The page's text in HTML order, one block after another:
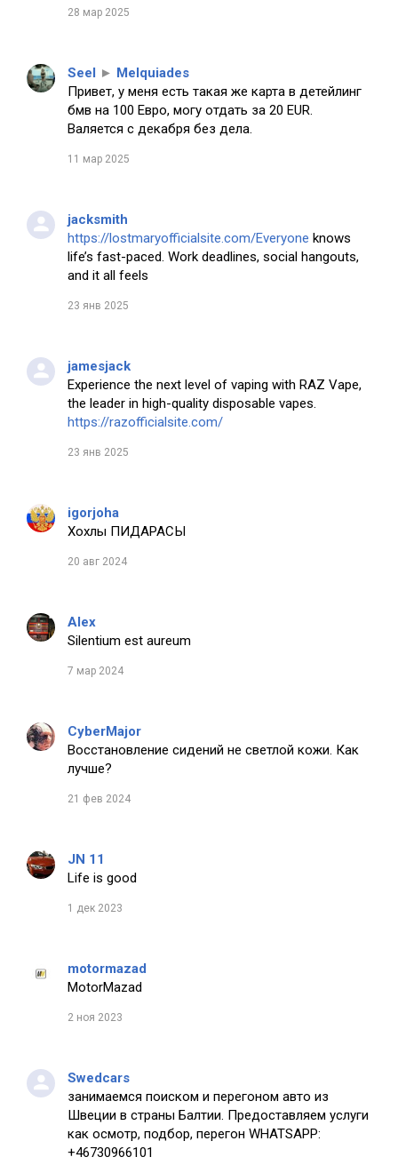
28 мар 2025
Seel ► Melquiades
Привет, у меня есть такая же карта в детейлинг
бмв на 100 Евро, могу отдать за 20 EUR.
Валяется с декабря без дела.
11 мар 2025
jacksmith
https://lostmaryofficialsite.com/Everyone knows
life’s fast-paced. Work deadlines, social hangouts,
and it all feels
23 янв 2025
jamesjack
Experience the next level of vaping with RAZ Vape,
the leader in high-quality disposable vapes.
https://razofficialsite.com/
23 янв 2025
igorjoha
Хохлы ПИДАРАСЫ
20 авг 2024
Alex
Silentium est aureum
7 мар 2024
CyberMajor
Восстановление сидений не светлой кожи. Как
лучше?
21 фев 2024
JN 11
Life is good
1 дек 2023
motormazad
MotorMazad
2 ноя 2023
Swedcars
занимаемся поиском и перегоном авто из
Швеции в страны Балтии. Предоставляем услуги
как осмотр, подбор, перегон WHATSAPP:
+46730966101